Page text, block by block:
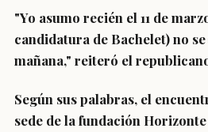
"Yo asumo recién el 11 de
candidatura de Bachelet) no
mañana," reiteró el
Según sus palabras, el
sede de la fundación